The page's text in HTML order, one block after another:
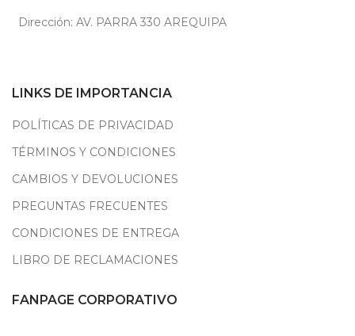
Dirección: AV. PARRA 330 AREQUIPA
LINKS DE IMPORTANCIA
POLÍTICAS DE PRIVACIDAD
TÉRMINOS Y CONDICIONES
CAMBIOS Y DEVOLUCIONES
PREGUNTAS FRECUENTES
CONDICIONES DE ENTREGA
LIBRO DE RECLAMACIONES
FANPAGE CORPORATIVO